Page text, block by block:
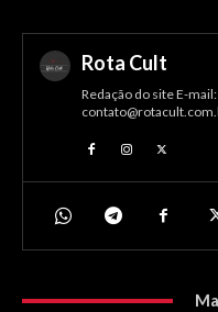
Rota Cult
Redação do site E-mail: